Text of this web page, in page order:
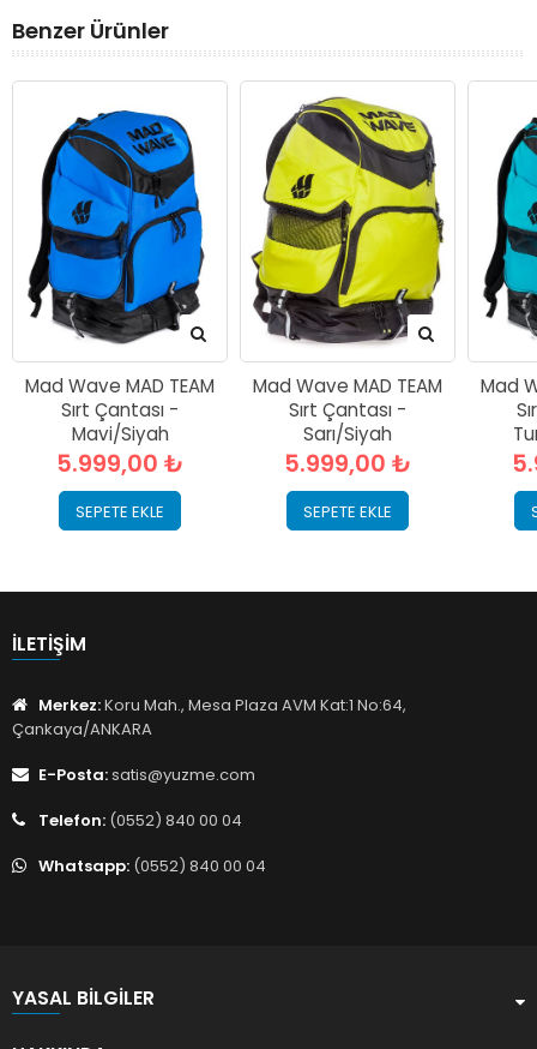
Benzer Ürünler
Mad Wave MAD TEAM
Sırt Çantası -
Mavi/Siyah
5.999,00 ₺
SEPETE EKLE
Mad Wave MAD TEAM
Sırt Çantası -
Sarı/Siyah
5.999,00 ₺
SEPETE EKLE
Mad
İLETIŞIM
Merkez:Koru Mah., Mesa Plaza AVM Kat:1 No:64,
Çankaya/ANKARA
E-Posta:satis@yuzme.com
Telefon: (0552) 840 00 04
Whatsapp: (0552) 840 00 04
YASAL BILGILER